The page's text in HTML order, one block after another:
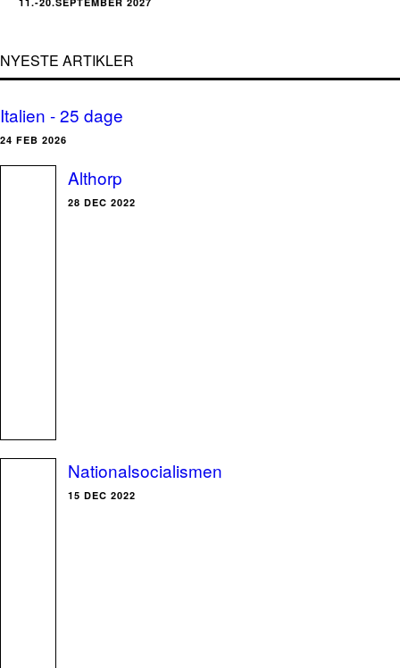
NYESTE ARTIKLER
Italien - 25 dage
24 FEB 2026
Althorp
28 DEC 2022
Nationalsocialismen
15 DEC 2022